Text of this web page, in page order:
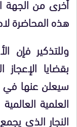
هذه المحاضرة
وللتذكير فإن
بقضايا
سيعلن عنها في
العلمية
النجار الذي